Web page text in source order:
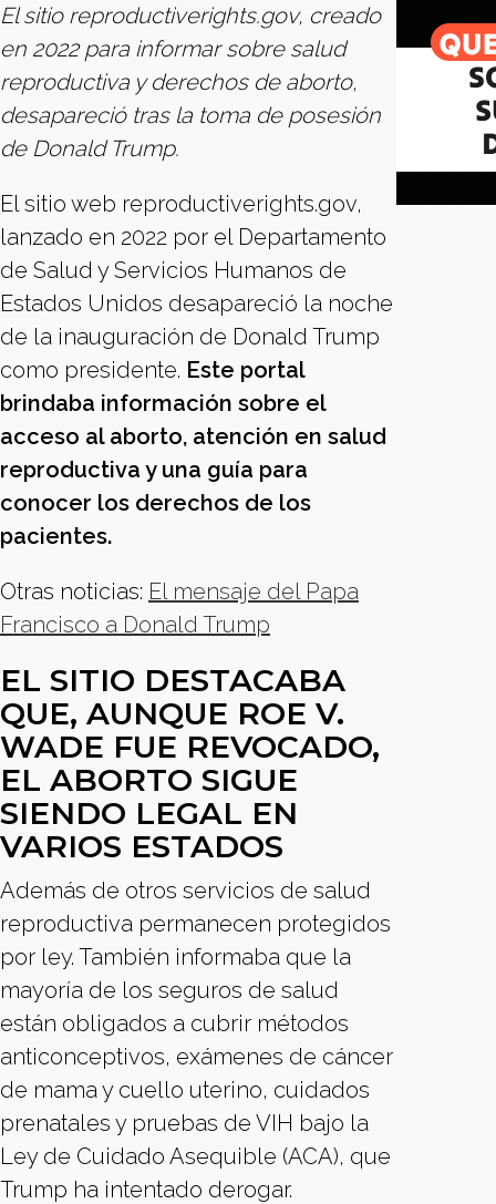
El sitio reproductiverights.gov, creado
en 2022 para informar sobre salud
reproductiva y derechos de aborto,
desapareció tras la toma de posesión
de Donald Trump.
El sitio web reproductiverights.gov,
lanzado en 2022 por el Departamento
de Salud y Servicios Humanos de
Estados Unidos desapareció la noche
de la inauguración de Donald Trump
como presidente. Este portal
brindaba información sobre el
acceso al aborto, atención en salud
reproductiva y una guía para
conocer los derechos de los
pacientes.
Otras noticias: El mensaje del Papa
Francisco a Donald Trump
EL SITIO DESTACABA
QUE, AUNQUE ROE V.
WADE FUE REVOCADO,
EL ABORTO SIGUE
SIENDO LEGAL EN
VARIOS ESTADOS
Además de otros servicios de salud
reproductiva permanecen protegidos
por ley. También informaba que la
mayoría de los seguros de salud
están obligados a cubrir métodos
anticonceptivos, exámenes de cáncer
de mama y cuello uterino, cuidados
prenatales y pruebas de VIH bajo la
Ley de Cuidado Asequible (ACA), que
Trump ha intentado derogar.